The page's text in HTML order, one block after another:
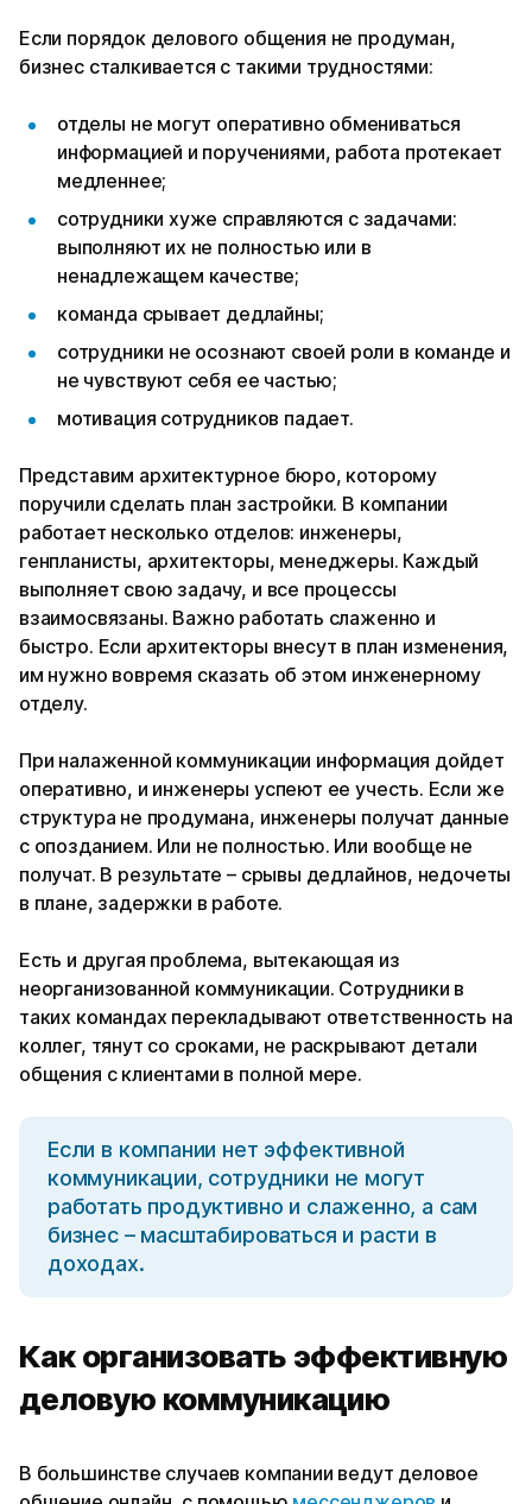
Если порядок делового общения не продуман,
бизнес сталкивается с такими трудностями:
отделы не могут оперативно обмениваться
информацией и поручениями, работа протекает
медленнее;
сотрудники хуже справляются с задачами:
выполняют их не полностью или в
ненадлежащем качестве;
команда срывает дедлайны;
сотрудники не осознают своей роли в команде и
не чувствуют себя ее частью;
мотивация сотрудников падает.
Представим архитектурное бюро, которому
поручили сделать план застройки. В компании
работает несколько отделов: инженеры,
генпланисты, архитекторы, менеджеры. Каждый
выполняет свою задачу, и все процессы
взаимосвязаны. Важно работать слаженно и
быстро. Если архитекторы внесут в план изменения,
им нужно вовремя сказать об этом инженерному
отделу.
При налаженной коммуникации информация дойдет
оперативно, и инженеры успеют ее учесть. Если же
структура не продумана, инженеры получат данные
с опозданием. Или не полностью. Или вообще не
получат. В результате – срывы дедлайнов, недочеты
в плане, задержки в работе.
Есть и другая проблема, вытекающая из
неорганизованной коммуникации. Сотрудники в
таких командах перекладывают ответственность на
коллег, тянут со сроками, не раскрывают детали
общения с клиентами в полной мере.
Если в компании нет эффективной
коммуникации, сотрудники не могут
работать продуктивно и слаженно, а сам
бизнес – масштабироваться и расти в
доходах.
Как организовать эффективную
деловую коммуникацию
В большинстве случаев компании ведут деловое